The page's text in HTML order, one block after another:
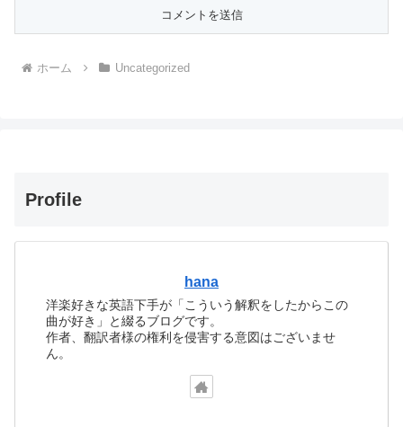
ホーム Uncategorized
Profile
hana
洋楽好きな英語下手が「こういう解釈をしたからこの
曲が好き」と綴るブログです。
作者、翻訳者様の権利を侵害する意図はございませ
ん。